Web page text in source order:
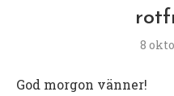
8
God morgon vänner!